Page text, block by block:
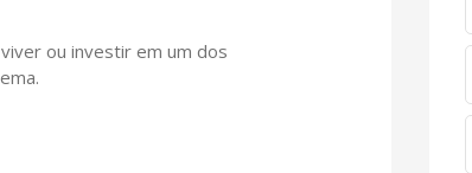
ou investir em um dos